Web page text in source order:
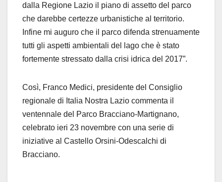
dalla Regione Lazio il piano di assetto del parco
che darebbe certezze urbanistiche al territorio.
Infine mi auguro che il parco difenda strenuamente
tutti gli aspetti ambientali del lago che è stato
fortemente stressato dalla crisi idrica del 2017”.
Così, Franco Medici, presidente del Consiglio
regionale di Italia Nostra Lazio commenta il
ventennale del Parco Bracciano-Martignano,
celebrato ieri 23 novembre con una serie di
iniziative al Castello Orsini-Odescalchi di
Bracciano.